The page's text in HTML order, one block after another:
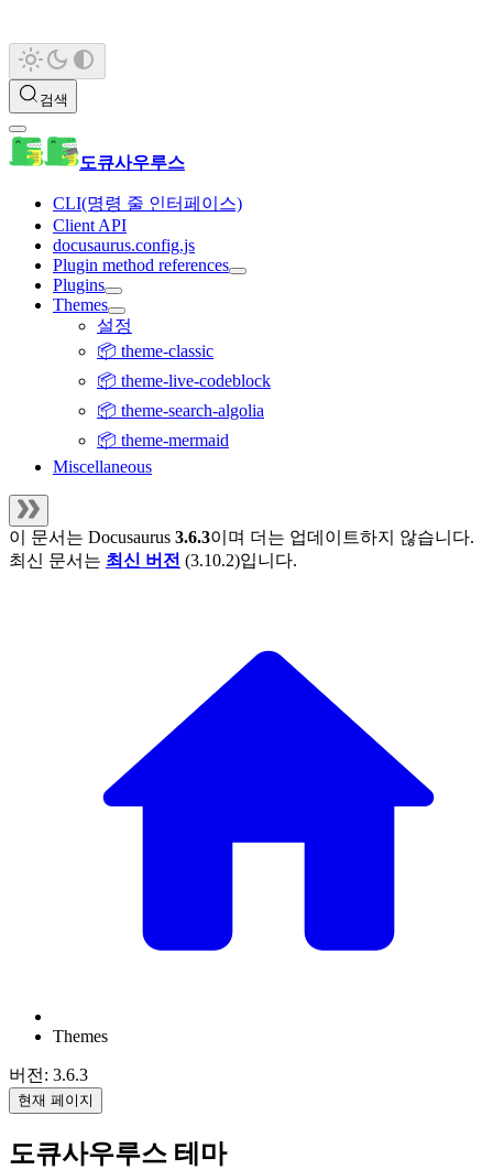
검색
도큐사우루스
CLI(명령 줄 인터페이스)
Client API
docusaurus.config.js
Plugin method references
Plugins
Themes
설정
📦 theme-classic
📦 theme-live-codeblock
📦 theme-search-algolia
📦 theme-mermaid
Miscellaneous
이 문서는 Docusaurus 3.6.3이며 더는 업데이트하지 않습니다.
최신 문서는 최신 버전 (3.10.2)입니다.
Themes
버전: 3.6.3
현재 페이지
도큐사우루스 테마